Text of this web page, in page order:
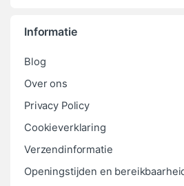
Informatie
Blog
Over ons
Privacy Policy
Cookieverklaring
Verzendinformatie
Openingstijden en